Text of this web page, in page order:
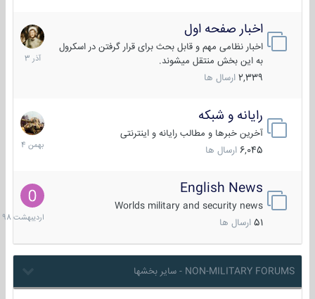
اخبار صفحه اول
اخبار نظامی مهم و قابل بحث برای قرار گرفتن در اسکرول
به این بخش منتقل میشوند.
2,339 ارسال ها
7
آذر
1403
رایانه و شبکه
آخرین خبرها و مطالب رایانه و اینترنتی
6,045 ارسال ها
30
بهمن
1404
English News
Worlds military and security news
51 ارسال ها
10
1398
NON-MILITARY FORUMS - سایر بخشها